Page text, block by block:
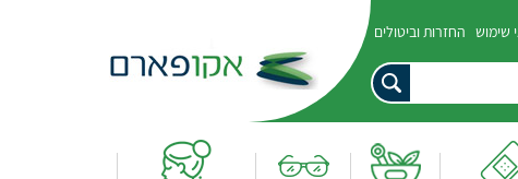
שימוש החזרות וביטולים